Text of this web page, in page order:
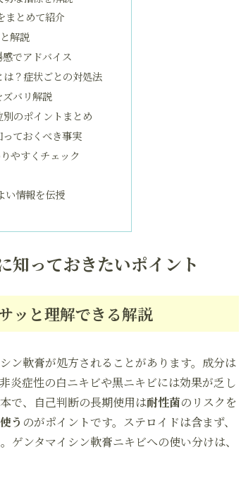
まとめて紹介
解説
でアドバイス
？症状ごとの対処法
バリ解説
のポイントまとめ
ておくべき事実
やすくチェック
い情報を伝授
知っておきたいポイント
ッと理解できる解説
ン軟膏が処方されることがあります。成分は
炎症性の白ニキビや黒ニキビには効果が乏し
で、自己判断の長期使用は耐性菌のリスクを
う のがポイントです。ステロイドは含まず、
ンタマイシン軟膏ニキビへの使い分けは、